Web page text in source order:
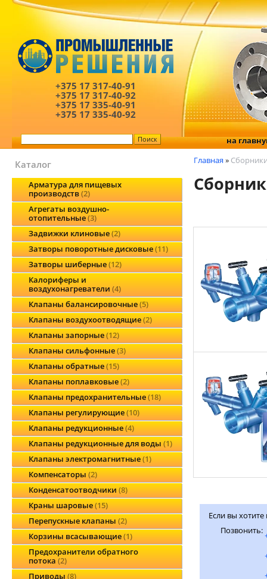
+375 17 317-40-91
+375 17 317-40-92
+375 17 335-40-91
+375 17 335-40-92
на
Каталог
Арматура для пищевых
производств 2
Агрегаты воздушно-
отопительные 3
Задвижки клиновые 2
Затворы поворотные дисковые 11
Затворы шиберные 12
Калориферы и
воздухонагреватели 4
Клапаны балансировочные 5
Клапаны воздухоотводящие 2
Клапаны запорные 12
Клапаны сильфонные 3
Клапаны обратные 15
Клапаны поплавковые 2
Клапаны предохранительные 18
Клапаны регулирующие 10
Клапаны редукционные 4
Клапаны редукционные для воды 1
Клапаны электромагнитные 1
Компенсаторы 2
Конденсатоотводчики 8
Краны шаровые 15
Перепускные клапаны 2
Корзины всасывающие 1
Предохранители обратного
потока 2
Приводы 8
Главная »
Если вы
Позвонить: